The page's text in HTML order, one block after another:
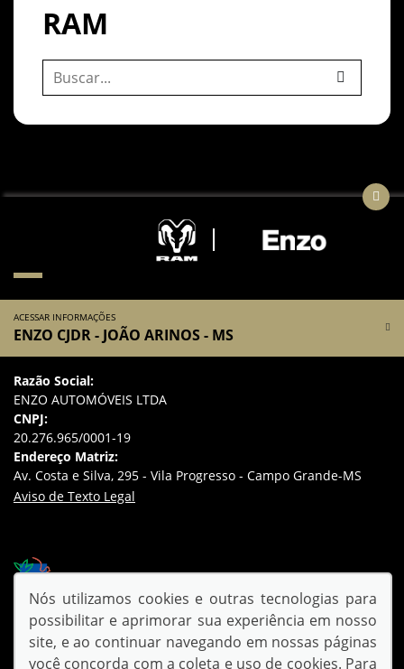
RAM
ACESSAR INFORMAÇÕES
ENZO CJDR - JOÃO ARINOS - MS
Razão Social:
ENZO AUTOMÓVEIS LTDA
CNPJ:
20.276.965/0001-19
Endereço Matriz:
Av. Costa e Silva, 295 - Vila Progresso - Campo Grande-MS
Aviso de Texto Legal
Desacelere. Seu bem maior é a vida.
Nós utilizamos cookies e outras tecnologias para
possibilitar e aprimorar sua experiência em nosso
site, e ao continuar navegando em nossas páginas
você concorda com a coleta e uso de cookies. Para